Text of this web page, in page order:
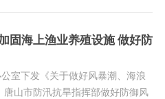
固海上渔业养殖设施 做好防
室下发《关于做好风暴潮、海浪
山市防汛抗旱指挥部做好防御风